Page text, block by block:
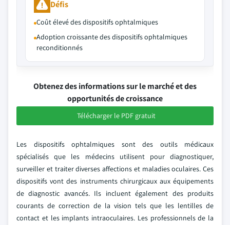
Défis
Coût élevé des dispositifs ophtalmiques
Adoption croissante des dispositifs ophtalmiques
reconditionnés
Obtenez des informations sur le marché et des
opportunités de croissance
Télécharger le PDF gratuit
Les dispositifs ophtalmiques sont des outils médicaux
spécialisés que les médecins utilisent pour diagnostiquer,
surveiller et traiter diverses affections et maladies oculaires. Ces
dispositifs vont des instruments chirurgicaux aux équipements
de diagnostic avancés. Ils incluent également des produits
courants de correction de la vision tels que les lentilles de
contact et les implants intraoculaires. Les professionnels de la